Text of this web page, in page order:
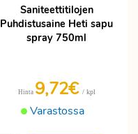
Saniteettitilojen
Puhdistusaine Heti sapu
spray 750ml
Varastossa
Hinta 9,72€ / kpl